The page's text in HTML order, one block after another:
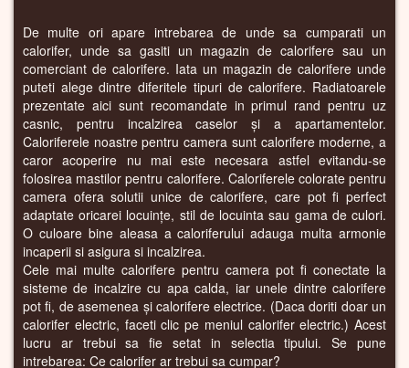
De multe ori apare intrebarea de unde sa cumparati un
calorifer, unde sa gasiti un magazin de calorifere sau un
comerciant de calorifere. Iata un magazin de calorifere unde
puteti alege dintre diferitele tipuri de calorifere. Radiatoarele
prezentate aici sunt recomandate in primul rand pentru uz
casnic, pentru incalzirea caselor și a apartamentelor.
Caloriferele noastre pentru camera sunt calorifere moderne, a
caror acoperire nu mai este necesara astfel evitandu-se
folosirea mastilor pentru calorifere. Caloriferele colorate pentru
camera ofera solutii unice de calorifere, care pot fi perfect
adaptate oricarei locuințe, stil de locuinta sau gama de culori.
O culoare bine aleasa a caloriferului adauga multa armonie
incaperii si asigura si incalzirea.
Cele mai multe calorifere pentru camera pot fi conectate la
sisteme de incalzire cu apa calda, iar unele dintre calorifere
pot fi, de asemenea și calorifere electrice. (Daca doriti doar un
calorifer electric, faceti clic pe meniul calorifer electric.) Acest
lucru ar trebui sa fie setat in selectia tipului. Se pune
intrebarea: Ce calorifer ar trebui sa cumpar?